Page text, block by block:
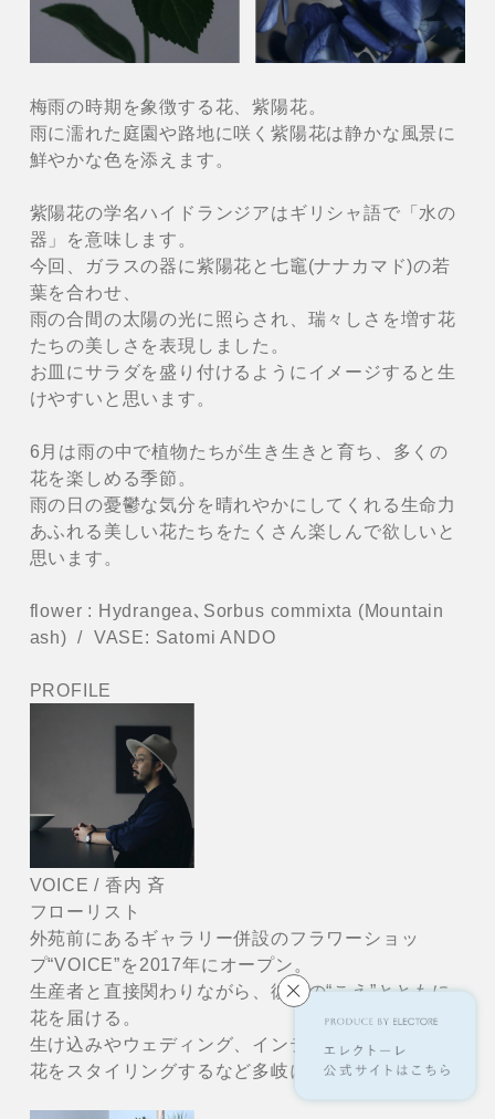
梅雨の時期を象徴する花、紫陽花。
雨に濡れた庭園や路地に咲く紫陽花は静かな風景に
鮮やかな色を添えます。
紫陽花の学名ハイドランジアはギリシャ語で「水の
器」を意味します。
今回、ガラスの器に紫陽花と七竈(ナナカマド)の若
葉を合わせ、
雨の合間の太陽の光に照らされ、瑞々しさを増す花
たちの美しさを表現しました。
お皿にサラダを盛り付けるようにイメージすると生
けやすいと思います。
6月は雨の中で植物たちが生き生きと育ち、多くの
花を楽しめる季節。
雨の日の憂鬱な気分を晴れやかにしてくれる生命力
あふれる美しい花たちをたくさん楽しんで欲しいと
思います。
flower : Hydrangea､Sorbus commixta (Mountain
ash) / VASE: Satomi ANDO
PROFILE
VOICE / 香内 斉
フローリスト
外苑前にあるギャラリー併設のフラワーショッ
プ“VOICE”を2017年にオープン。
生産者と直接関わりながら、彼らの“こえ”とともに
花を届ける。
生け込みやウェディング、インテリアの展示空間に
花をスタイリングするなど多岐に渡って活動中。